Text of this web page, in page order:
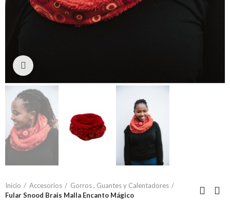
Inicio Accesorios
Gorros , Guantes y Calentadores
Fular Snood Brais Malla Encanto Mágico